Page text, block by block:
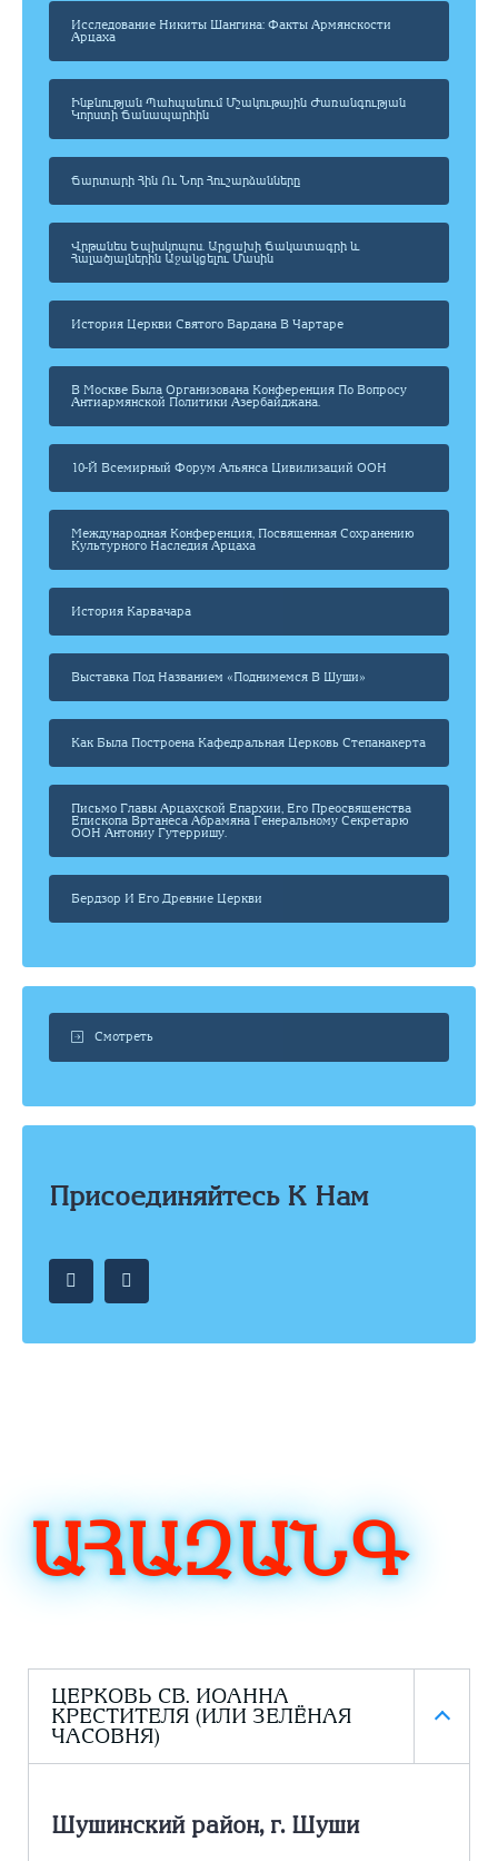
Исследование Никиты Шангина: Факты Армянскости
Арцаха
Ինքնության Պահպանում Մշակութային Ժառանգության
Կորստի Ճանապարհին
Ճարտարի Հին Ու Նոր Հուշարձանները
Վրթանես Եպիսկոպոս. Արցախի Ճակատագրի ԵՒ
Հալածյալներին Աջակցելու Մասին
История Церкви Святого Вардана В Чартаре
В Москве Была Организована Конференция По Вопросу
Антиармянской Политики Азербайджана.
10-Й Всемирный Форум Альянса Цивилизаций ООН
Международная Конференция, Посвященная Сохранению
Культурного Наследия Арцаха
История Карвачара
Выставка Под Названием «Поднимемся В Шуши»
Как Была Построена Кафедральная Церковь Степанакерта
Письмо Главы Арцахской Епархии, Его Преосвященства
Епископа Вртанеса Абрамяна Генеральному Секретарю
ООН Антониу Гутерришу.
Бердзор И Его Древние Церкви
Смотреть
Присоединяйтесь К Нам
ԱՀԱԶԱՆԳ
ЦЕРКОВЬ СВ. ИОАННА
КРЕСТИТЕЛЯ (ИЛИ ЗЕЛЁНАЯ
ЧАСОВНЯ)
Шушинский район, г. Шуши